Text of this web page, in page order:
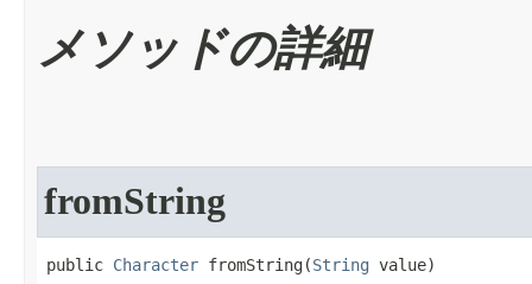
メソッドの詳細
fromString
public Character fromString​(String value)